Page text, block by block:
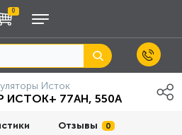
0
Исток
77AH, 550A
Отзывы 0